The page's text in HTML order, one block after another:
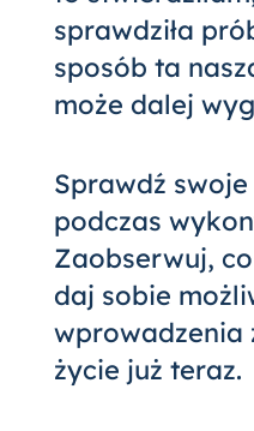
sprawdziła
sposób ta
może dalej
Sprawdź
podczas
Zaobserwuj,
daj sobie
wprowadzenia
życie już teraz.